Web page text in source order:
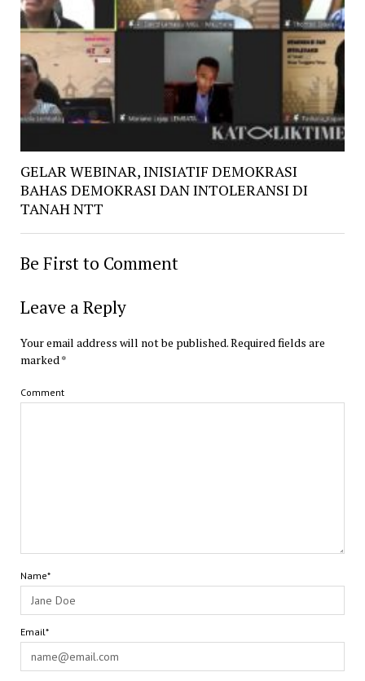
GELAR WEBINAR, INISIATIF DEMOKRASI
BAHAS DEMOKRASI DAN INTOLERANSI DI
TANAH NTT
Be First to Comment
Leave a Reply
Your email address will not be published.Required fields are
marked*
Comment
Name*
Email*